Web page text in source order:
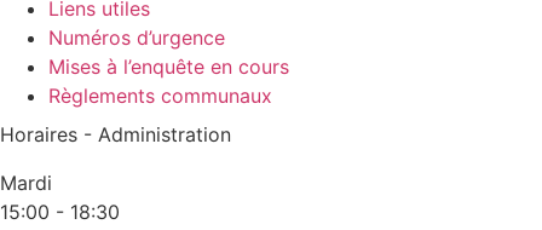
Liens utiles
Numéros d’urgence
Mises à l’enquête en cours
Règlements communaux
Horaires - Administration
Mardi
15:00 - 18:30